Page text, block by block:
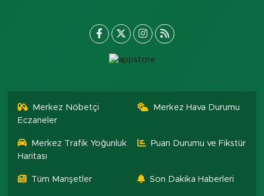
Merkez Nöbetçi
Eczaneler
Merkez Hava Durumu
Merkez Trafik Yoğunluk
Haritası
Puan Durumu ve Fikstür
Tüm Manşetler Son Dakika Haberleri